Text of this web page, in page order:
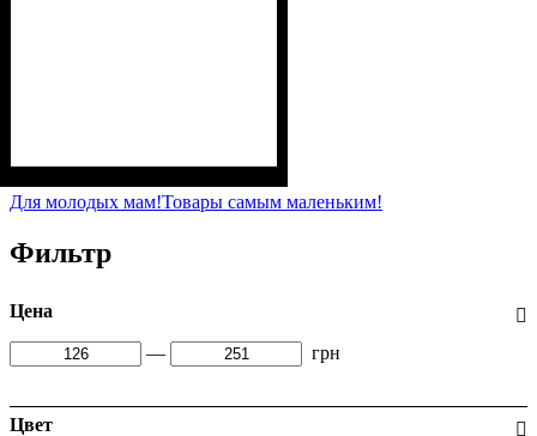
б, 6% лайкра)
Для молодых мам!Товары самым маленьким!
Фильтр
Цена
— грн
Цвет